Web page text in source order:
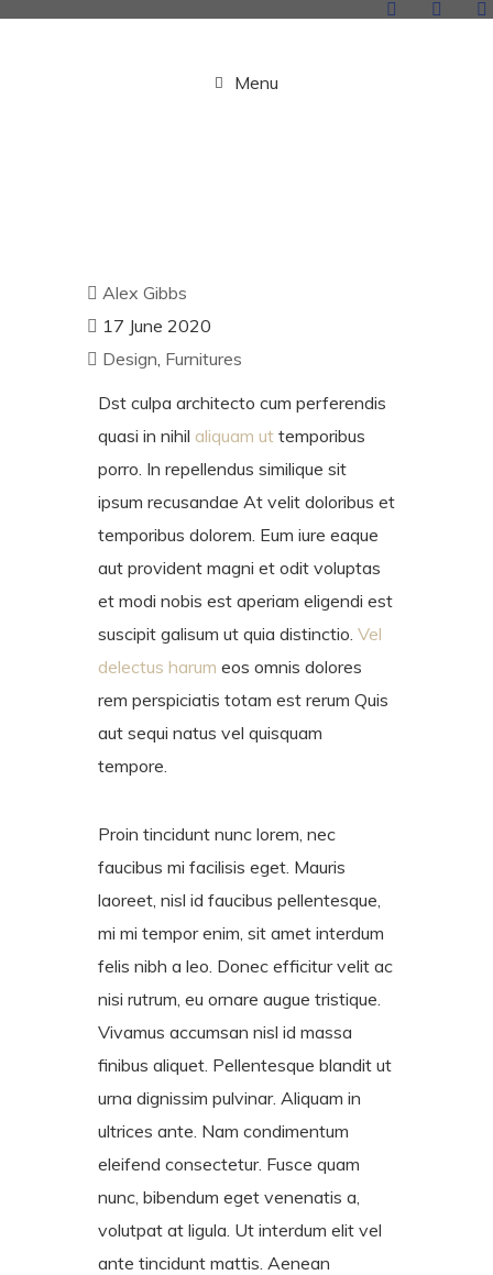
Menu
Alex Gibbs
17 June 2020
Design Furnitures
Dst culpa architecto cum perferendis
quasi in nihil aliquam ut temporibus
porro. In repellendus similique sit
ipsum recusandae At velit doloribus et
temporibus dolorem. Eum iure eaque
aut provident magni et odit voluptas
et modi nobis est aperiam eligendi est
suscipit galisum ut quia distinctio. Vel
delectus harum eos omnis dolores
rem perspiciatis totam est rerum Quis
aut sequi natus vel quisquam
tempore.
Proin tincidunt nunc lorem, nec
faucibus mi facilisis eget. Mauris
laoreet, nisl id faucibus pellentesque,
mi mi tempor enim, sit amet interdum
felis nibh a leo. Donec efficitur velit ac
nisi rutrum, eu ornare augue tristique.
Vivamus accumsan nisl id massa
finibus aliquet. Pellentesque blandit ut
urna dignissim pulvinar. Aliquam in
ultrices ante. Nam condimentum
eleifend consectetur. Fusce quam
nunc, bibendum eget venenatis a,
volutpat at ligula. Ut interdum elit vel
ante tincidunt mattis. Aenean